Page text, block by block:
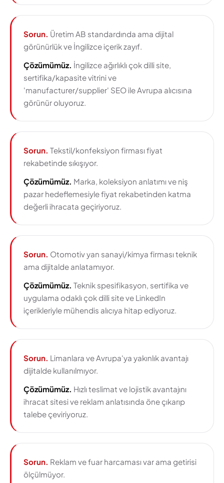
Sorun. Üretim AB standardında ama dijital
görünürlük ve İngilizce içerik zayıf.
Çözümümüz. İngilizce ağırlıklı çok dilli site,
sertifika/kapasite vitrini ve
'manufacturer/supplier' SEO ile Avrupa alıcısına
görünür oluyoruz.
Sorun. Tekstil/konfeksiyon firması fiyat
rekabetinde sıkışıyor.
Çözümümüz. Marka, koleksiyon anlatımı ve niş
pazar hedeflemesiyle fiyat rekabetinden katma
değerli ihracata geçiriyoruz.
Sorun. Otomotiv yan sanayi/kimya firması teknik
ama dijitalde anlatamıyor.
Çözümümüz. Teknik spesifikasyon, sertifika ve
uygulama odaklı çok dilli site ve LinkedIn
içerikleriyle mühendis alıcıya hitap ediyoruz.
Sorun. Limanlara ve Avrupa'ya yakınlık avantajı
dijitalde kullanılmıyor.
Çözümümüz. Hızlı teslimat ve lojistik avantajını
ihracat sitesi ve reklam anlatısında öne çıkarıp
talebe çeviriyoruz.
Sorun. Reklam ve fuar harcaması var ama getirisi
ölçülmüyor.